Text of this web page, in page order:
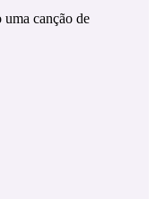
uma canção de